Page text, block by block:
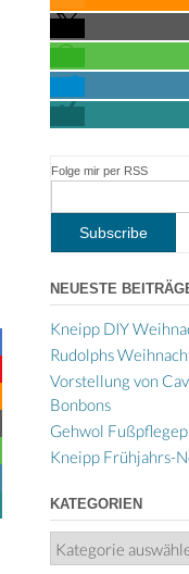
Folge mir per RSS
NEUESTE
Kneipp DIY
Rudolphs
Vorstellung von
Bonbons
Gehwol
Kneipp Frühjahrs-
KATEGORIEN
Kategorien